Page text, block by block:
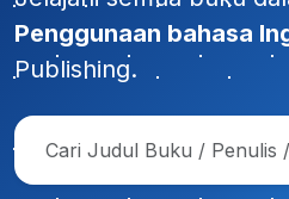
Penggunaan bahasa
Publishing.